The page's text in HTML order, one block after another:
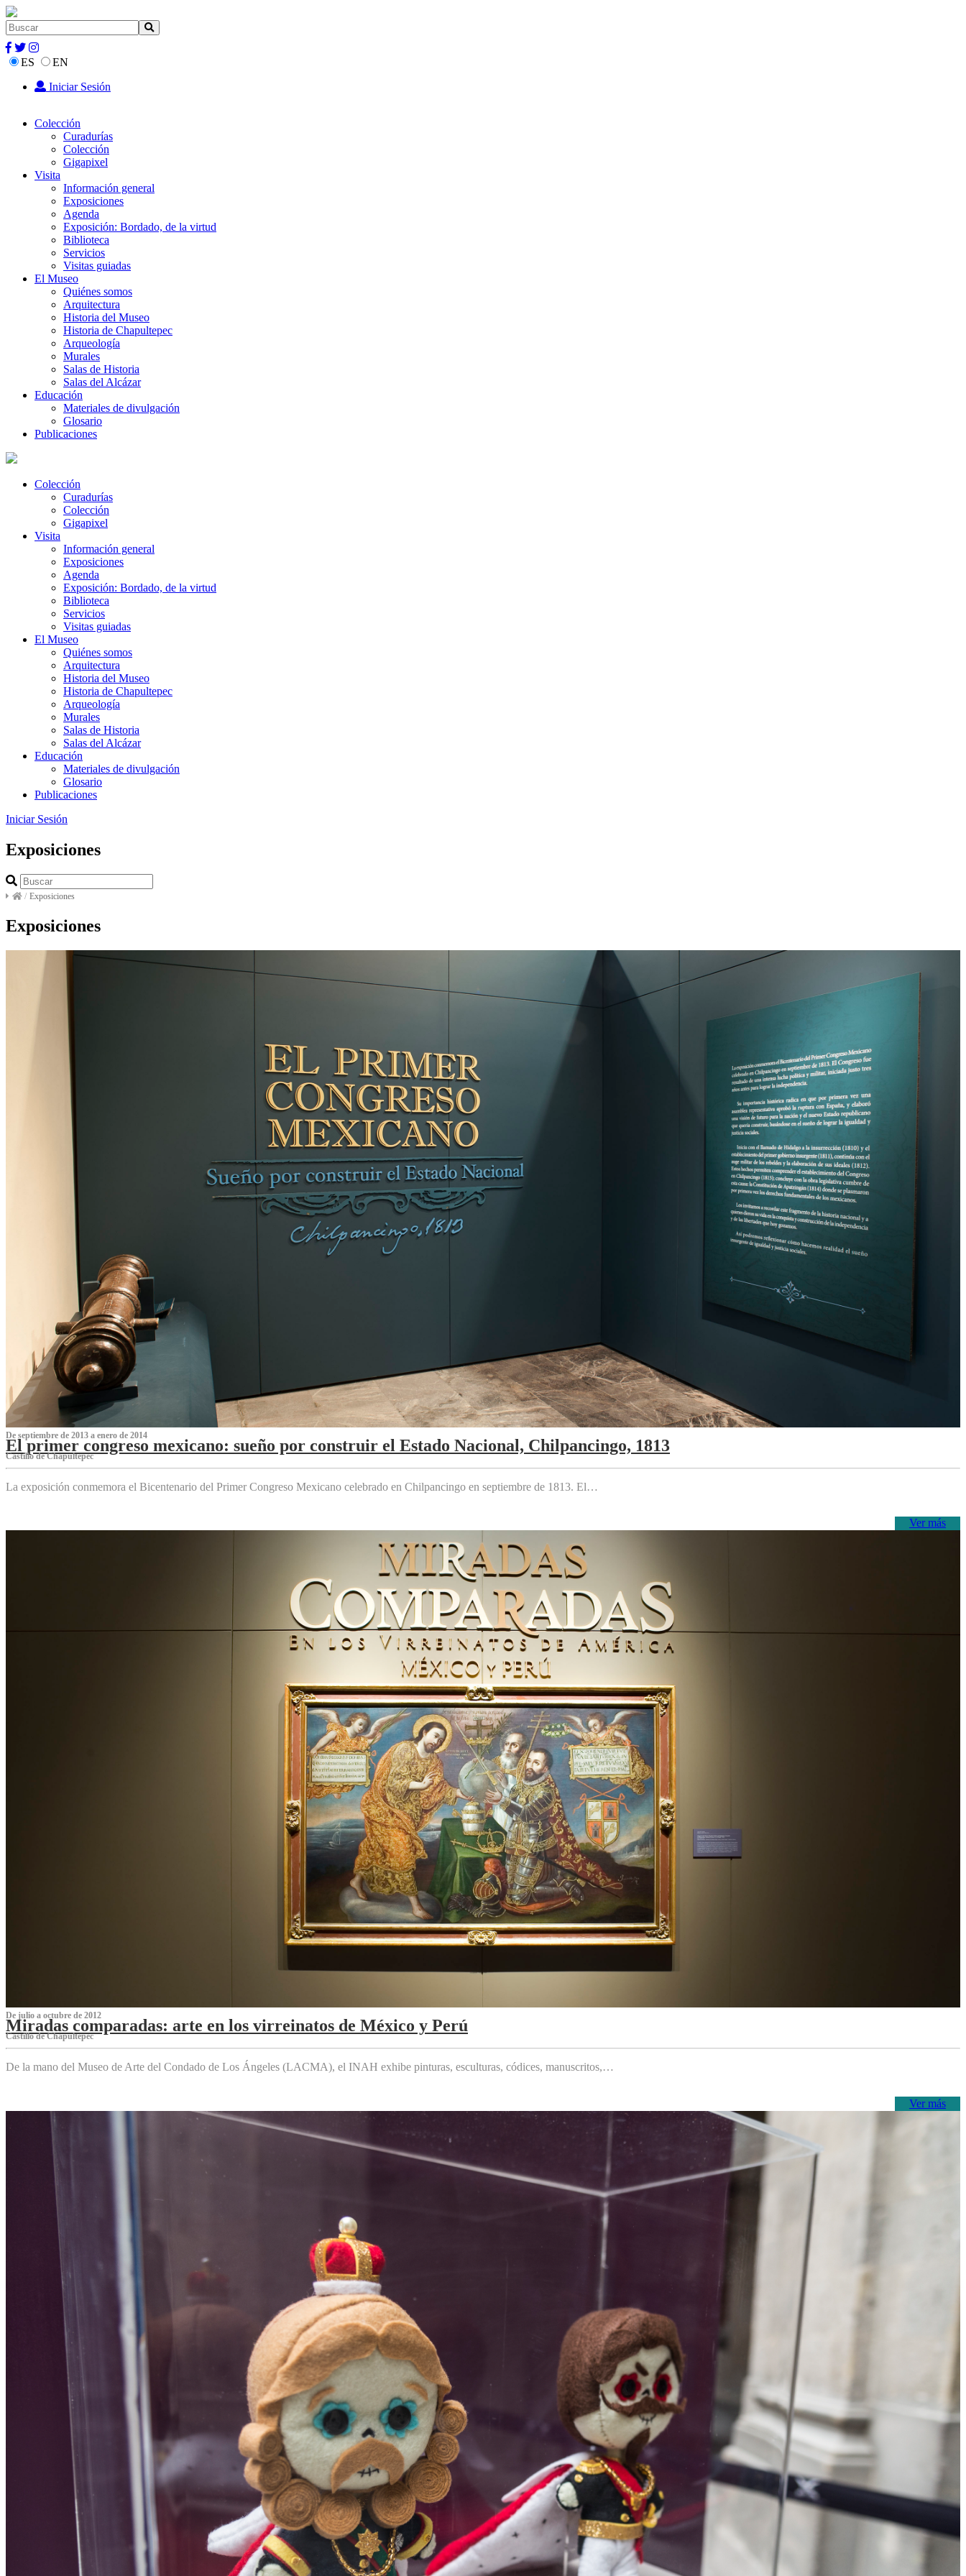
ES
EN
Iniciar Sesión
Colección
Curadurías
Colección
Gigapixel
Visita
Información general
Exposiciones
Agenda
Exposición: Bordado, de la virtud
Biblioteca
Servicios
Visitas guiadas
El Museo
Quiénes somos
Arquitectura
Historia del Museo
Historia de Chapultepec
Arqueología
Murales
Salas de Historia
Salas del Alcázar
Educación
Materiales de divulgación
Glosario
Publicaciones
Colección
Curadurías
Colección
Gigapixel
Visita
Información general
Exposiciones
Agenda
Exposición: Bordado, de la virtud
Biblioteca
Servicios
Visitas guiadas
El Museo
Quiénes somos
Arquitectura
Historia del Museo
Historia de Chapultepec
Arqueología
Murales
Salas de Historia
Salas del Alcázar
Educación
Materiales de divulgación
Glosario
Publicaciones
Iniciar Sesión
Exposiciones
/ Exposiciones
Exposiciones
De septiembre de 2013 a enero de 2014
El primer congreso mexicano: sueño por construir el Estado Nacional, Chilpancingo, 1813
Castillo de Chapultepec
La exposición conmemora el Bicentenario del Primer Congreso Mexicano celebrado en Chilpancingo en septiembre de 1813. El…
Ver más
De julio a octubre de 2012
Miradas comparadas: arte en los virreinatos de México y Perú
Castillo de Chapultepec
De la mano del Museo de Arte del Condado de Los Ángeles (LACMA), el INAH exhibe pinturas, esculturas, códices, manuscritos,…
Ver más